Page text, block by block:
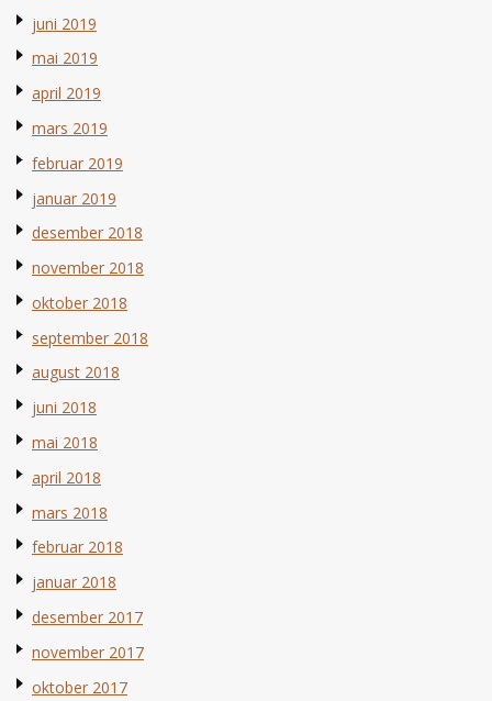
juni 2019
mai 2019
april 2019
mars 2019
februar 2019
januar 2019
desember 2018
november 2018
oktober 2018
september 2018
august 2018
juni 2018
mai 2018
april 2018
mars 2018
februar 2018
januar 2018
desember 2017
november 2017
oktober 2017